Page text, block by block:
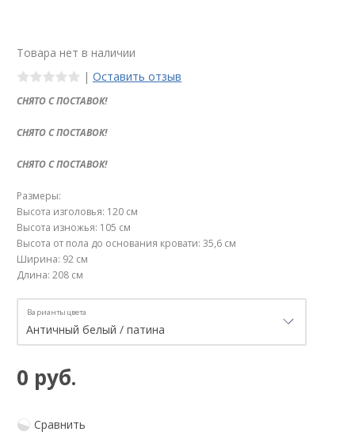
Товара нет в наличии
| Оставить отзыв
СНЯТО С ПОСТАВОК!
СНЯТО С ПОСТАВОК!
СНЯТО С ПОСТАВОК!
Размеры:
Высота изголовья: 120 см
Высота изножья: 105 см
Высота от пола до основания кровати: 35,6 см
Ширина: 92 см
Длина: 208 см
Варианты цвета
0 руб.
Сравнить